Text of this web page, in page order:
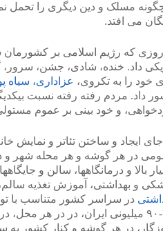
مسلک و دین دیگری را تحمل
می افتد.
روزی که رژیم اسلامی بر کشورمان
داد. خنده، شادی، جشن،
خود را به تکروی، عزاداری،
داد. مردم رفته رفته نسبت
و خود بینی بر عموم
ایجاد و ساختن تئاتر و نمایش
در هر گوشه و هر محله شهر و
بالا و درمانگاهها، سالن و
و بهداشتی، آموزش تغذیه
در سراسر کشور متناسب با
۷۵-۹۰ میلیونی ایران، در در هر
در هر گوشه و کنار کشور به